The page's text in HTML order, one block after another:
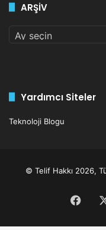
ARŞİV
ARŞİV
Yardımcı Siteler
Teknoloji Blogu
© Telif Hakkı 2026,